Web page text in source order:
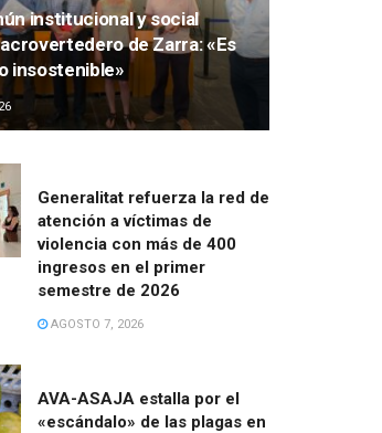
institucional y social
de Zarra: «Es
insostenible»
Generalitat refuerza la red de
atención a víctimas de
violencia con más de 400
ingresos en el primer
semestre de 2026
AGOSTO 7, 2026
AVA-ASAJA estalla por el
«escándalo» de las plagas en